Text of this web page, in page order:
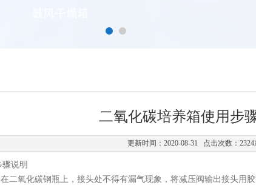
二氧化碳培养箱使用步
更新时间：2020-08-31 点击次数：2324
骤说明
二氧化碳钢瓶上，接头处不得有漏气现象，将减压阀输出接头用